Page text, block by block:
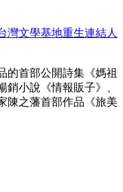
灣文學基地重生連結人
的首部公開詩集《媽祖
小說《情報販子》、
陳之藩首部作品《旅美